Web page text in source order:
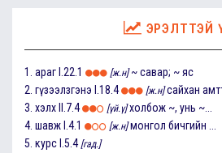
ЭРЭЛТТЭЙ
1. араг I.22.1 [ж.н] ~ савар; ~ яс
2. гүзээлзгэнэ I.18.4 [ж.н] сайхан
3. хэлх II.7.4 [үй.ү] холбож ~, унь ~...
4. шавж I.4.1 [ж.н] монгол бичгийн ...
5. курс I.5.4 [гад.]